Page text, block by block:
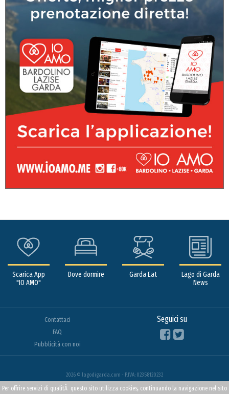
Scarica App
"IO AMO"
Dove dormire Garda Eat
Lago di Garda
News
Contattaci
FAQ
Pubblicità con noi
Seguici su
2026 © lagodigarda.com - P.IVA: 02358120232
Per offrire servizi di qualitÃ questo sito utilizza cookies, continuando la navigazione nel sito